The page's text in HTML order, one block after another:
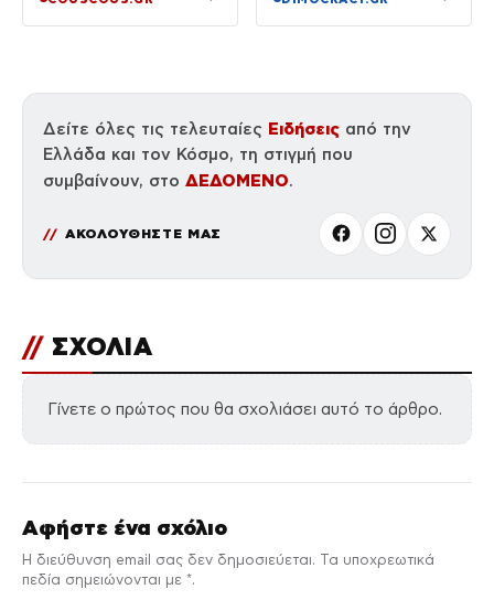
Δείτε όλες τις τελευταίες Ειδήσεις από την
Ελλάδα και τον Κόσμο, τη στιγμή που
συμβαίνουν, στο ΔΕΔΟΜΕΝΟ.
ΑΚΟΛΟΥΘΗΣΤΕ ΜΑΣ
// ΣΧΟΛΙΑ
Γίνετε ο πρώτος που θα σχολιάσει αυτό το άρθρο.
Αφήστε ένα σχόλιο
Η διεύθυνση email σας δεν δημοσιεύεται. Τα υποχρεωτικά
πεδία σημειώνονται με *.